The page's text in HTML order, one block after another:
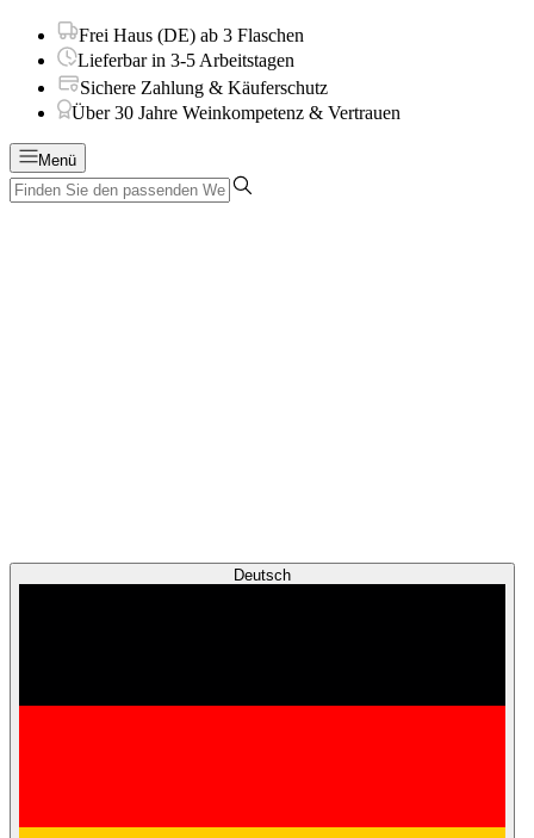
Frei Haus (DE) ab 3 Flaschen
Lieferbar in 3-5 Arbeitstagen
Sichere Zahlung & Käuferschutz
Über 30 Jahre Weinkompetenz & Vertrauen
Menü
Deutsch